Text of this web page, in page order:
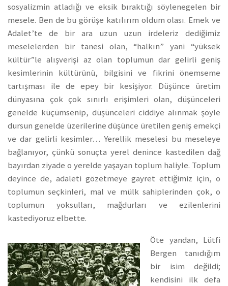
sosyalizmin atladığı ve eksik bıraktığı söylenegelen bir
mesele. Ben de bu görüşe katılırım oldum olası. Emek ve
Adalet’te de bir ara uzun uzun irdeleriz dediğimiz
meselelerden bir tanesi olan, “halkın” yani “yüksek
kültür”le alışverişi az olan toplumun dar gelirli geniş
kesimlerinin kültürünü, bilgisini ve fikrini önemseme
tartışması ile de epey bir kesişiyor. Düşünce üretim
dünyasına çok çok sınırlı erişimleri olan, düşünceleri
genelde küçümsenip, düşünceleri ciddiye alınmak şöyle
dursun genelde üzerilerine düşünce üretilen geniş emekçi
ve dar gelirli kesimler… Yerellik meselesi bu meseleye
bağlanıyor, çünkü sonuçta yerel denince kastedilen dağ
bayırdan ziyade o yerelde yaşayan toplum haliyle. Toplum
deyince de, adaleti gözetmeye gayret ettiğimiz için, o
toplumun seçkinleri, mal ve mülk sahiplerinden çok, o
toplumun yoksulları, mağdurları ve ezilenlerini
kastediyoruz elbette.
Öte yandan, Lütfi
Bergen tanıdığım
bir isim değildi;
kendisini ilk defa